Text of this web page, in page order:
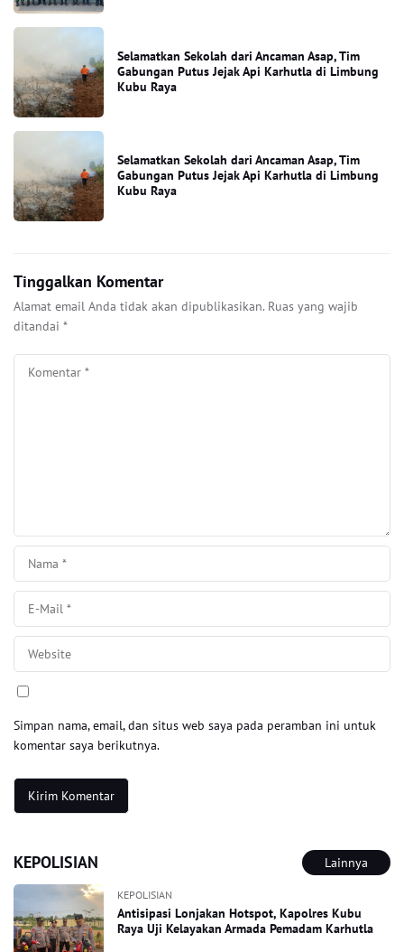
Selamatkan Sekolah dari Ancaman Asap, Tim
Gabungan Putus Jejak Api Karhutla di Limbung
Kubu Raya
Selamatkan Sekolah dari Ancaman Asap, Tim
Gabungan Putus Jejak Api Karhutla di Limbung
Kubu Raya
Tinggalkan Komentar
Alamat email Anda tidak akan dipublikasikan. Ruas yang wajib
ditandai *
Simpan nama, email, dan situs web saya pada peramban ini untuk
komentar saya berikutnya.
KEPOLISIAN Lainnya
KEPOLISIAN
Antisipasi Lonjakan Hotspot, Kapolres Kubu
Raya Uji Kelayakan Armada Pemadam Karhutla